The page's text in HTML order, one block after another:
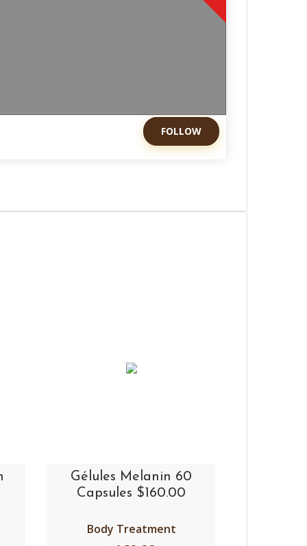
FOLLOW
Gélules Melanin 60
Capsules $160.00
Body Treatment